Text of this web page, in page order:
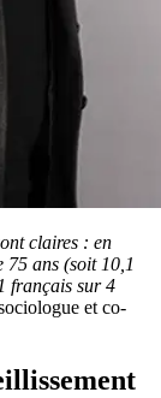
claires : en
75 ans (soit 10,1
français sur 4
et co-